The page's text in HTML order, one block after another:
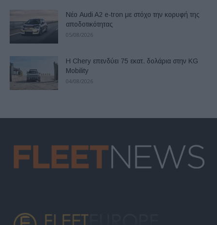
Νέο Audi A2 e-tron με στόχο την κορυφή της
αποδοτικότητας
05/08/2026
Η Chery επενδύει 75 εκατ. δολάρια στην KG
Mobility
04/08/2026